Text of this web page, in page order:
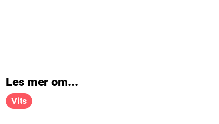
Les mer om...
Vits